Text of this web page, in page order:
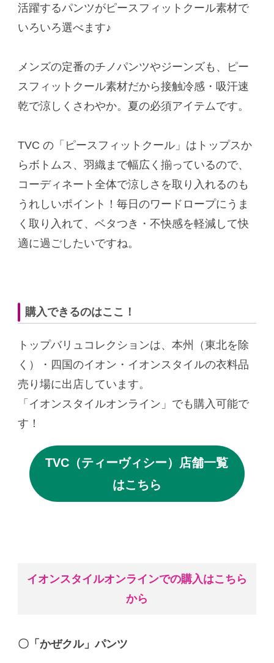
活躍するパンツがピースフィットクール素材で
いろいろ選べます♪
メンズの定番のチノパンツやジーンズも、ピー
スフィットクール素材だから接触冷感・吸汗速
乾で涼しくさわやか。夏の必須アイテムです。
TVC の「ピースフィットクール」はトップスか
らボトムス、羽織まで幅広く揃っているので、
コーディネート全体で涼しさを取り入れるのも
うれしいポイント！毎日のワードロープにうま
く取り入れて、ベタつき・不快感を軽減して快
適に過ごしたいですね。
購入できるのはここ！
トップバリュコレクションは、本州（東北を除
く）・四国のイオン・イオンスタイルの衣料品
売り場に出店しています。
「イオンスタイルオンライン」でも購入可能で
す！
TVC（ティーヴィシー）店舗一覧
はこちら
イオンスタイルオンラインでの購入はこちら
から
〇「かぜクル」パンツ